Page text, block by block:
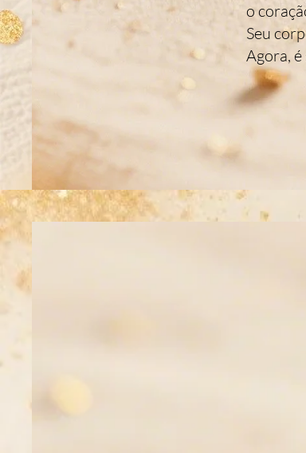
o
Seu
Agora,